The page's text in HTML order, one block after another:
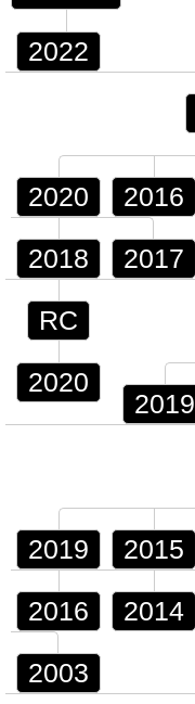
2022
2020 2016
2018 2017
RC
2020
2019
2019 2015
2016 2014
2003